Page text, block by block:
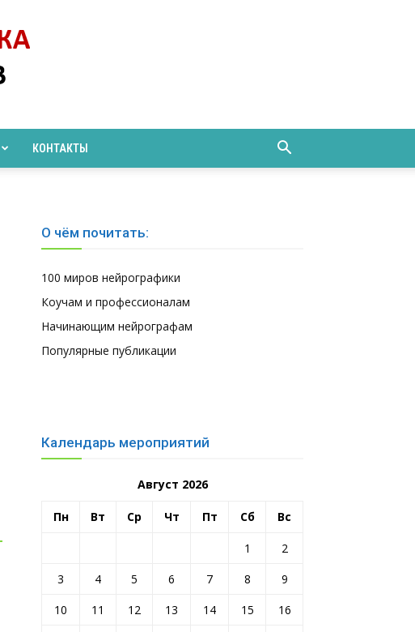
КОНТАКТЫ
О чём почитать:
100 миров нейрографики
Коучам и профессионалам
Начинающим нейрографам
Популярные публикации
Календарь мероприятий
Август 2026
Пн Вт Ср Чт Пт Сб Вс
1
2
3
4 5 6 7 8
9
10
11 12 13 14 15
16